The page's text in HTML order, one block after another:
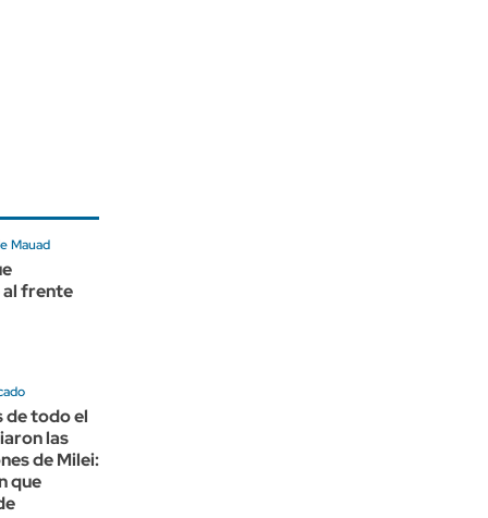
Mauad
al frente
todo el
las
de Milei:
que